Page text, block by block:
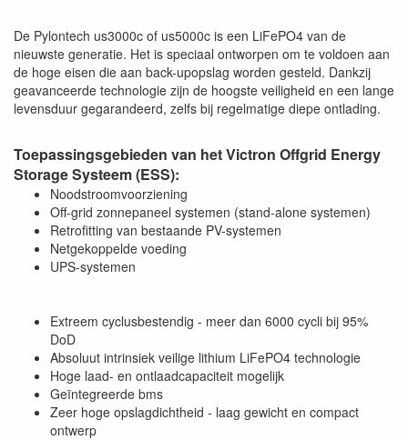
De Pylontech us3000c of us5000c is een LiFePO4 van de
nieuwste generatie. Het is speciaal ontworpen om te voldoen aan
de hoge eisen die aan back-upopslag worden gesteld. Dankzij
geavanceerde technologie zijn de hoogste veiligheid en een lange
levensduur gegarandeerd, zelfs bij regelmatige diepe ontlading.
Toepassingsgebieden van het Victron Offgrid Energy
Storage Systeem (ESS):
Noodstroomvoorziening
Off-grid zonnepaneel systemen (stand-alone systemen)
Retrofitting van bestaande PV-systemen
Netgekoppelde voeding
UPS-systemen
Extreem cyclusbestendig - meer dan 6000 cycli bij 95%
DoD
Absoluut intrinsiek veilige lithium LiFePO4 technologie
Hoge laad- en ontlaadcapaciteit mogelijk
Geïntegreerde bms
Zeer hoge opslagdichtheid - laag gewicht en compact
ontwerp